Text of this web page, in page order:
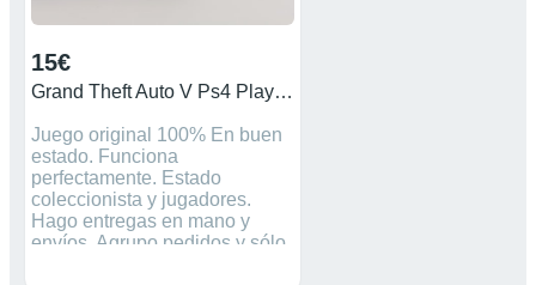
15€
Grand Theft Auto V Ps4 Playstation
Juego original 100% En buen
estado. Funciona
perfectamente. Estado
coleccionista y jugadores.
Hago entregas en mano y
envíos. Agrupo pedidos y sólo